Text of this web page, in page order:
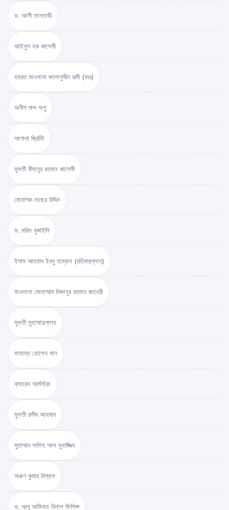
ড. আলী তানতাভী
আইনুল হক কাসেমী
হযরত মাওলানা জালালুদ্দীন রূমী (রহঃ)
অনীশ দাস অপু
আগাথা ক্রিস্টি
মুফতী মীযানুর রহমান কাসেমী
মোহাম্মদ নাছের উদ্দিন
ড. মরিস বুকাইলি
ইমাম আহমাদ ইবনু হাম্বাল (রহিমাহুল্লাহ)
মাওলানা মোহাম্মাদ মিজানুর রহমান জাহেরী
মুফতী মুহাম্মাদুল্লাহ
সাহাদত হোসেন খান
ক্যারেন আর্মস্ট্রং
মুফতী রশীদ আহমাদ
মুহাম্মাদ সালিহ আল মুনাজ্জিদ
অরুণ কুমার বিশ্বাস
ড. আবু আমিনাহ বিলাল ফিলিপ্স